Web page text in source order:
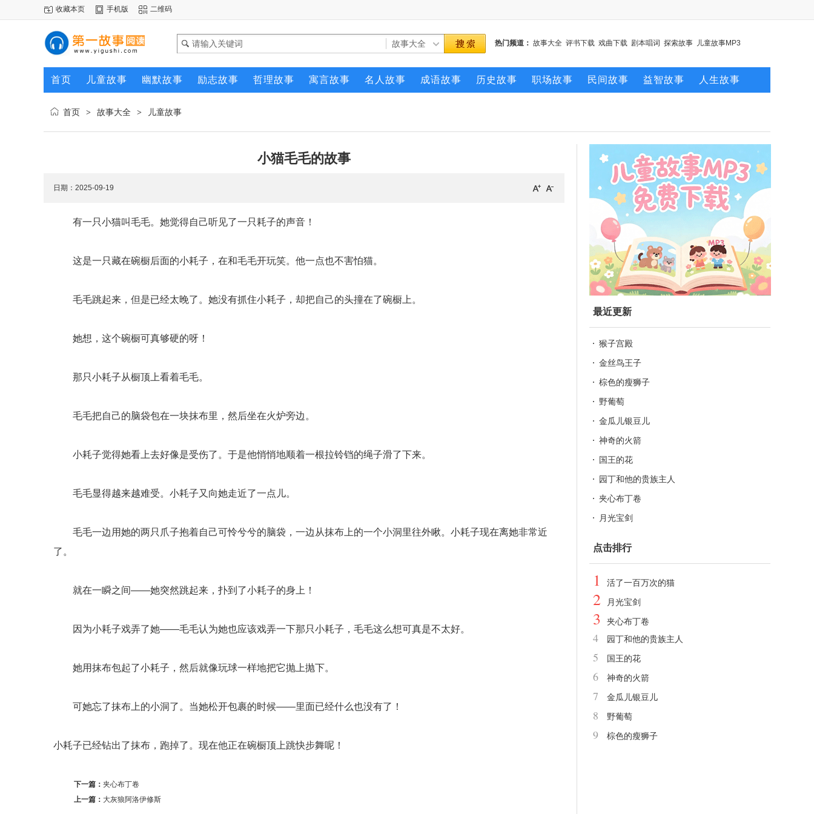
收藏本页 手机版 二维码
热门频道： 故事大全 评书下载 戏曲下载 剧本唱词 探索故事 儿童故事MP3
首页 儿童故事 幽默故事 励志故事 哲理故事 寓言故事 名人故事 成语故事 历史故事 职场故事 民间故事 益智故事 人生故事
首页 > 故事大全 > 儿童故事
小猫毛毛的故事
日期：2025-09-19
有一只小猫叫毛毛。她觉得自己听见了一只耗子的声音！
这是一只藏在碗橱后面的小耗子，在和毛毛开玩笑。他一点也不害怕猫。
毛毛跳起来，但是已经太晚了。她没有抓住小耗子，却把自己的头撞在了碗橱上。
她想，这个碗橱可真够硬的呀！
那只小耗子从橱顶上看着毛毛。
毛毛把自己的脑袋包在一块抹布里，然后坐在火炉旁边。
小耗子觉得她看上去好像是受伤了。于是他悄悄地顺着一根拉铃铛的绳子滑了下来。
毛毛显得越来越难受。小耗子又向她走近了一点儿。
毛毛一边用她的两只爪子抱着自己可怜兮兮的脑袋，一边从抹布上的一个小洞里往外瞅。小耗子现在离她非常近
了。
就在一瞬之间——她突然跳起来，扑到了小耗子的身上！
因为小耗子戏弄了她——毛毛认为她也应该戏弄一下那只小耗子，毛毛这么想可真是不太好。
她用抹布包起了小耗子，然后就像玩球一样地把它抛上抛下。
可她忘了抹布上的小洞了。当她松开包裹的时候——里面已经什么也没有了！
小耗子已经钻出了抹布，跑掉了。现在他正在碗橱顶上跳快步舞呢！
下一篇： 夹心布丁卷
上一篇： 大灰狼阿洛伊修斯
最近更新
猴子宫殿
金丝鸟王子
棕色的瘦狮子
野葡萄
金瓜儿银豆儿
神奇的火箭
国王的花
园丁和他的贵族主人
夹心布丁卷
月光宝剑
点击排行
1 活了一百万次的猫
2 月光宝剑
3 夹心布丁卷
4 园丁和他的贵族主人
5 国王的花
6 神奇的火箭
7 金瓜儿银豆儿
8 野葡萄
9 棕色的瘦狮子